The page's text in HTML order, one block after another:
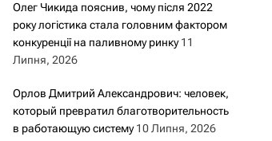
Олег Чикида пояснив, чому після 2022
року логістика стала головним фактором
конкуренції на паливному ринку 11
Липня, 2026
Орлов Дмитрий Александрович: человек,
который превратил благотворительность
в работающую систему 10 Липня, 2026